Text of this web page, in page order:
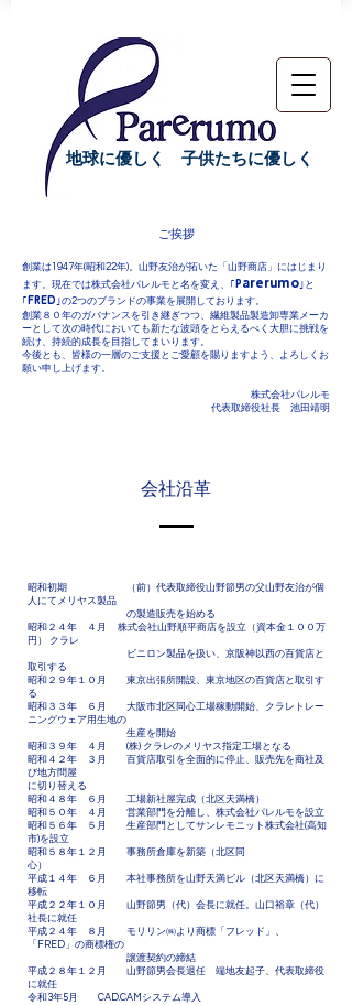
地球に優しく 子供たちに優しく
ご挨拶
創業は1947年(昭和22年)。山野友治が拓いた「山野商店」にはじまり
ます。現在では株式会社パレルモと名を変え、｢ P arerumo ｣と
｢ FRED
｣の2つのブランドの事業を展開しております。
創業８０年のガバナンスを引き継ぎつつ、繊維製品製造卸専業メーカ
ーとして次の時代においても新たな波頭をとらえるべく大胆に挑戦を
続け、持続的成長を目指してまいります。
今後とも、皆様の一層のご支援とご愛顧を賜りますよう、よろしくお
願い申し上げます。
株式会社パレルモ
​代表取締役社長 池田靖明
会社沿革
昭和初期 （前）代表取締役山野節男の父山野友治が個
人にてメリヤス製品
の製造販売を始める
昭和２４年 ４月 株式会社山野順平商店を設立（資本金１００万
円） クラレ
ビニロン製品を扱い、京阪神以西の百貨店と
取引する
昭和２９年１０月 東京出張所開設、東京地区の百貨店と取引す
る
昭和３３年 ６月 大阪市北区同心工場稼動開始、クラレトレー
ニングウェア用生地の
生産を開始
昭和３９年 ４月 (株) クラレのメリヤス指定工場となる
昭和４２年 ３月 百貨店取引を全面的に停止、販売先を商社及
び地方問屋
に切り替える
昭和４８年 ６月 工場新社屋完成（北区天満橋）
昭和５０年 ４月 営業部門を分離し、株式会社パレルモを設立
昭和５６年 ５月 生産部門としてサンレモニット株式会社(高知
市)を設立
昭和５８年１２月 事務所倉庫を新築（北区同
心）
平成１４年 ６月 本社事務所を山野天満ビル（北区天満橋）に
移転
平成２２年１０月 山野節男（代）会長に就任。山口裕章（代）
社長に就任
平成２４年 ８月 モリリン㈱より商標「フレッド」、
「FRED」の商標権の
譲渡契約の締結
平成２８年１２月 山野節男会長退任 端地友起子、代表取締役
に就任
令和3年5月 CAD.CAMシステム導入